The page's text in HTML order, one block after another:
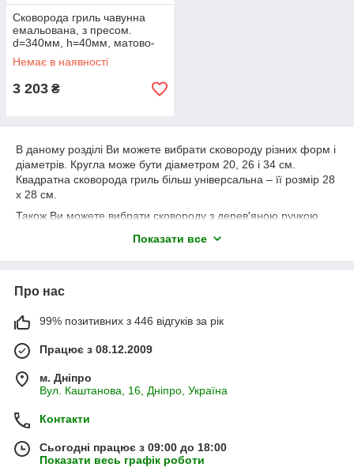
Сковорода гриль чавунна
емальована, з пресом.
d=340мм, h=40мм, матово-
чорна
Немає в наявності
3 203 ₴
В даному розділі Ви можете вибрати сковороду різних форм і
діаметрів. Кругла може бути діаметром 20, 26 і 34 см.
Квадратна сковорода гриль більш універсальна – її розмір 28
х 28 см.
Також Ви можете вибрати сковороду з дерев'яною ручкою
дерев'яною ручкою має діаметр 26 см. Інші розміри оснащені
необхідності можна купити змінну ручку – чапельник, який
гриль зі змінною ручкою, купити яку Ви можете в нашому
приготувати хоч м'ясо, хоч рибу, хоч піцу та інші закуски.
Сковорода гриль з пресом допоможе приготувати стейк,
курча табаку і багато інших страв, що вимагають обробки
притискає продукт до ребер, завдяки чому м'ясо
прожарюється рівномірно, не ризикуючи залишитися в
одному місці недожаренним, а в іншому підгорілим.
Показати все
Про нас
99% позитивних з 446 відгуків за рік
Працює з 08.12.2009
м. Дніпро
Вул. Каштанова, 16, Дніпро, Україна
Контакти
Сьогодні працює з 09:00 до 18:00
Показати весь графік роботи